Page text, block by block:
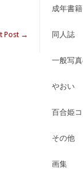
Post →
成年書籍
同人誌
一般写
やおい
百合姫
その他
画集